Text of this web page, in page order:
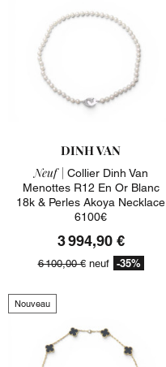
DINH VAN
Neuf | Collier Dinh Van
Menottes R12 En Or Blanc
18k & Perles Akoya Necklace
6100€
3 994,90 €
6 100,00 €neuf -35%
Nouveau